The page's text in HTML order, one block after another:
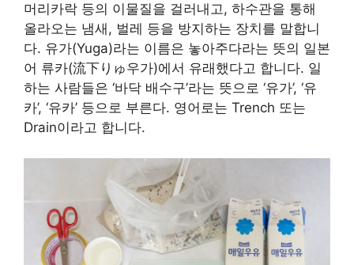
머리카락 등의 이물질을 걸러내고, 하수관을 통해
올라오는 냄새, 벌레 등을 방지하는 장치를 말합니
다. 유가(Yuga)라는 이름은 놓아주다라는 뜻의 일본
어 류카(流下りゅ우가)에서 유래했다고 합니다. 일
하는 사람들은 ‘바닥 배수구’라는 뜻으로 ‘유가’, ‘유
카’, ‘유카’ 등으로 부른다. 영어로는 Trench 또는
Drain이라고 합니다.